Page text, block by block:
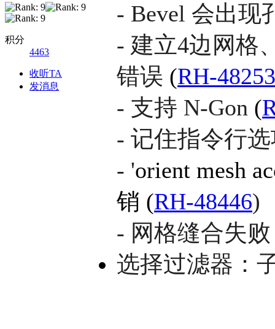
积分
4463
收听TA
发消息
- Bevel 会出现
- 建立4边网格
错误 (RH-48253
- 支持 N-Gon (
- 记住指令行
- 'orient mesh
销 (RH-48446)
- 网格缝合失
选择过滤器：